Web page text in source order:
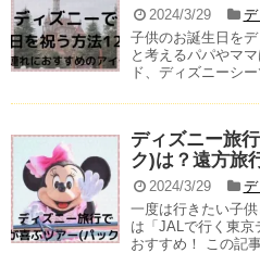
2024/3/29
子供のお誕生日を
と考えるパパやマ
ド、ディズニーシ
ディズニー旅
ク)は？遠方旅
2024/3/29
一度は行きたい子
は「JALで行く東
おすすめ！ この記